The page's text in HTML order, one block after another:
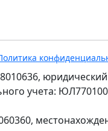
юридический
учета: